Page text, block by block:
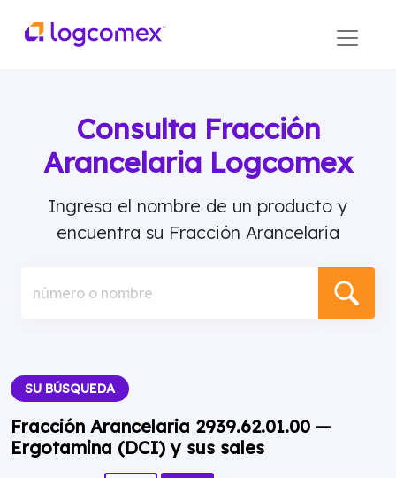
Consulta Fracción
Arancelaria Logcomex
Ingresa el nombre de un producto y
encuentra su Fracción Arancelaria
número o nombre
SU BÚSQUEDA
Fracción Arancelaria 2939.62.01.00 —
Ergotamina (DCI) y sus sales